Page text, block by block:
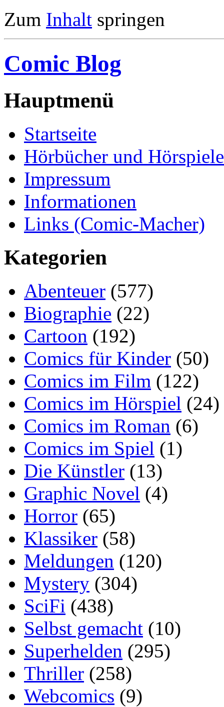
Zum Inhalt springen
Comic Blog
Hauptmenü
Startseite
Hörbücher und Hörspiele
Impressum
Informationen
Links (Comic-Macher)
Kategorien
Abenteuer (577)
Biographie (22)
Cartoon (192)
Comics für Kinder (50)
Comics im Film (122)
Comics im Hörspiel (24)
Comics im Roman (6)
Comics im Spiel (1)
Die Künstler (13)
Graphic Novel (4)
Horror (65)
Klassiker (58)
Meldungen (120)
Mystery (304)
SciFi (438)
Selbst gemacht (10)
Superhelden (295)
Thriller (258)
Webcomics (9)